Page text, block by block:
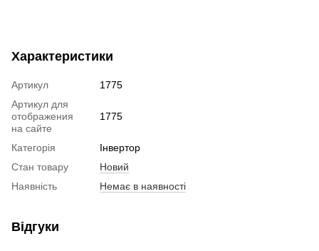
Характеристики
Артикул
1775
Артикул для
отображения
на сайте
1775
Категорія
Інвертор
Стан товару
Новий
Наявність
Немає в наявності
Відгуки